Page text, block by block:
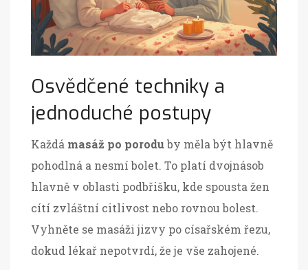
Osvědčené techniky a
jednoduché postupy
Každá masáž po poroduby měla být hlavně
pohodlná a nesmí bolet. To platí dvojnásob
hlavně v oblasti podbřišku, kde spousta žen
cítí zvláštní citlivost nebo rovnou bolest.
Vyhněte se masáži jizvy po císařském řezu,
dokud lékař nepotvrdí, že je vše zahojené.